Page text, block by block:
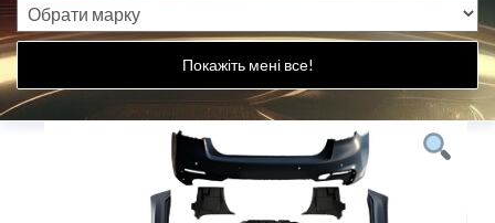
Покажіть мені все!